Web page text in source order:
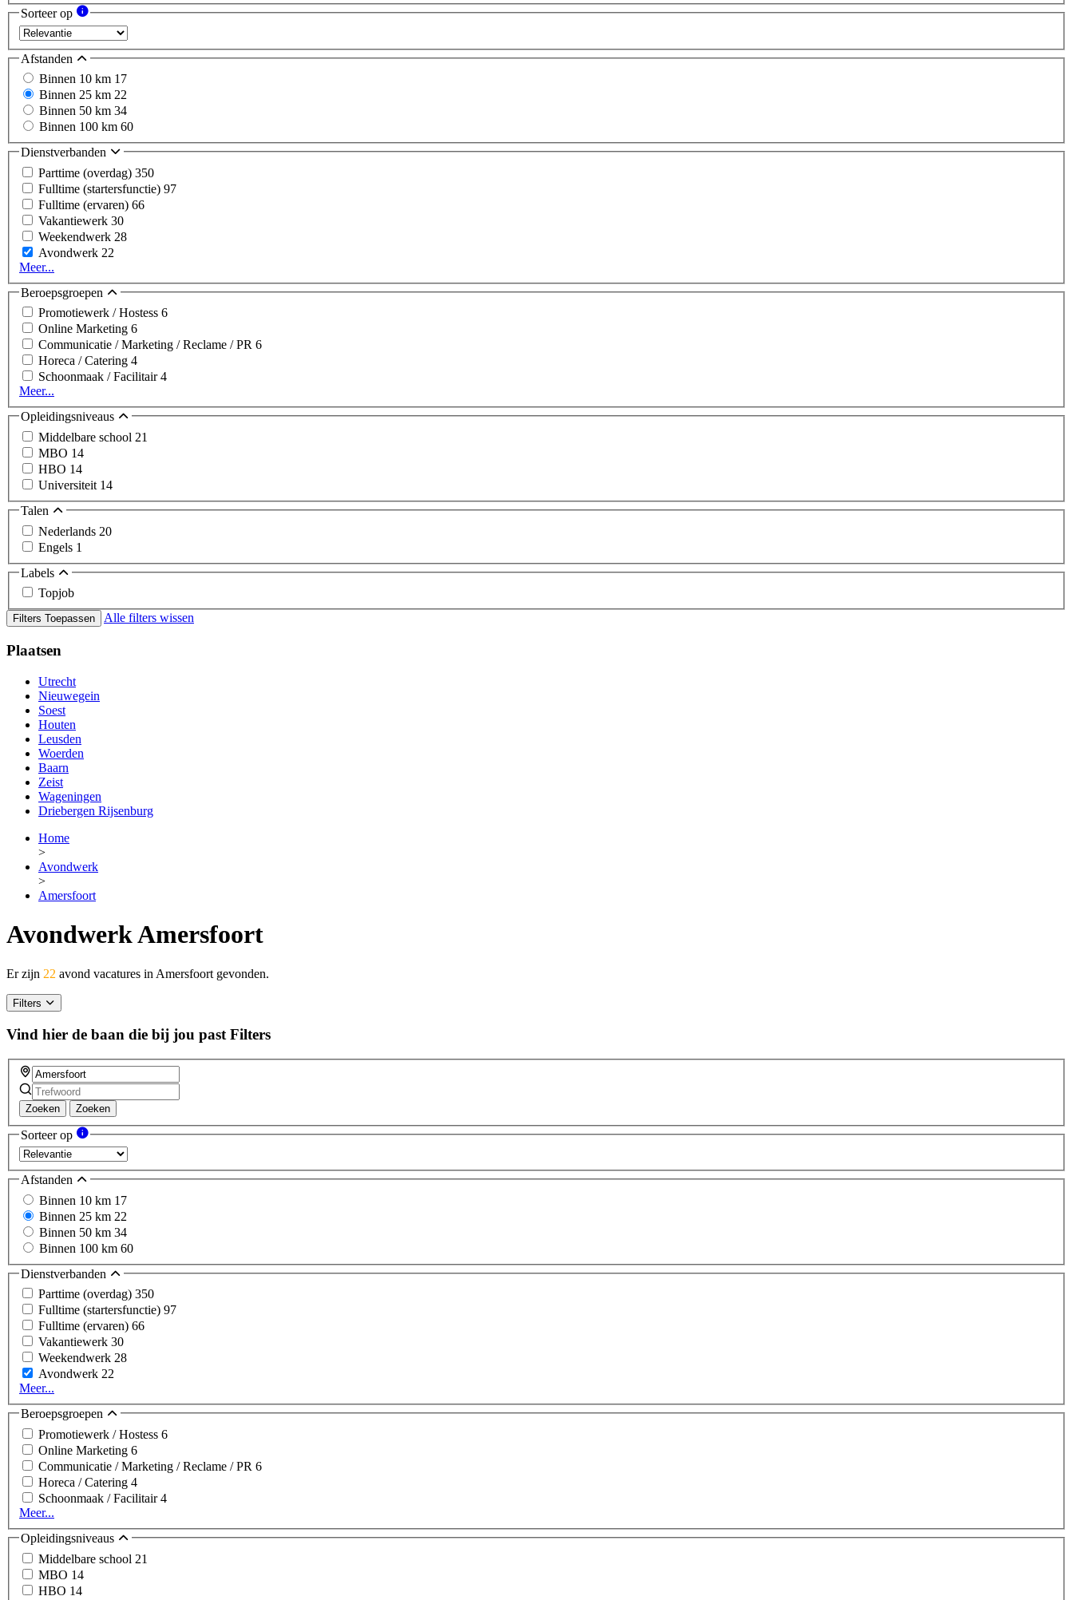
Sorteer op
Afstanden
Binnen 10 km 17
Binnen 25 km 22
Binnen 50 km 34
Binnen 100 km 60
Dienstverbanden
Parttime (overdag) 350
Fulltime (startersfunctie) 97
Fulltime (ervaren) 66
Vakantiewerk 30
Weekendwerk 28
Avondwerk 22
Meer...
Beroepsgroepen
Promotiewerk / Hostess 6
Online Marketing 6
Communicatie / Marketing / Reclame / PR 6
Horeca / Catering 4
Schoonmaak / Facilitair4
Meer...
Opleidingsniveaus
Middelbare school 21
MBO 14
HBO 14
Universiteit 14
Talen
Nederlands 20
Engels 1
Labels
Topjob
Filters Toepassen Alle filters wissen
Plaatsen
Utrecht
Nieuwegein
Soest
Houten
Leusden
Woerden
Baarn
Zeist
Wageningen
Driebergen Rijsenburg
Home
>
Avondwerk
>
Amersfoort
Avondwerk Amersfoort
Er zijn 22 avond vacatures in Amersfoort gevonden.
Filters
Vind hier de baan die bij jou past Filters
Zoeken Zoeken
Sorteer op
Afstanden
Binnen 10 km 17
Binnen 25 km 22
Binnen 50 km 34
Binnen 100 km 60
Dienstverbanden
Parttime (overdag) 350
Fulltime (startersfunctie) 97
Fulltime (ervaren) 66
Vakantiewerk 30
Weekendwerk 28
Avondwerk 22
Meer...
Beroepsgroepen
Promotiewerk / Hostess 6
Online Marketing 6
Communicatie / Marketing / Reclame / PR 6
Horeca / Catering 4
Schoonmaak / Facilitair4
Meer...
Opleidingsniveaus
Middelbare school 21
MBO 14
HBO 14